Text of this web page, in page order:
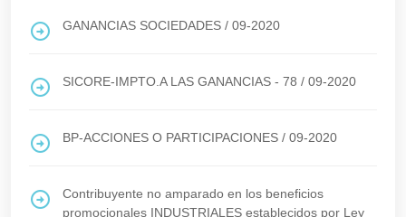
GANANCIAS SOCIEDADES / 09-2020
SICORE-IMPTO.A LAS GANANCIAS - 78 / 09-2020
BP-ACCIONES O PARTICIPACIONES / 09-2020
Contribuyente no amparado en los beneficios
promocionales INDUSTRIALES establecidos por Ley